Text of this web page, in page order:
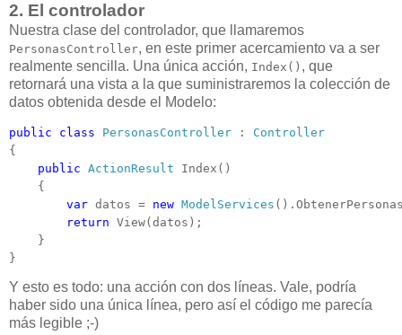
2. El controlador
Nuestra clase del controlador, que llamaremos
PersonasController, en este primer acercamiento va a ser
realmente sencilla. Una única acción, Index() , que
retornará una vista a la que suministraremos la colección de
datos obtenida desde el Modelo:
public class PersonasController : Controller
{
public ActionResult Index()
{
var datos = new ModelServices
return View(datos);
}
}
Y esto es todo: una acción con dos líneas. Vale, podría
haber sido una única línea, pero así el código me parecía
más legible ;-)